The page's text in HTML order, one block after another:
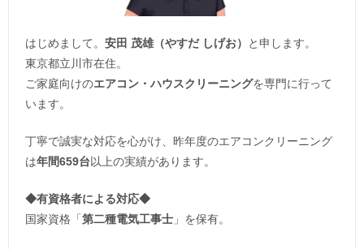
はじめまして。 安田 茂雄（やすだ しげお）
と申します。
東京都立川市在住。
ご家庭向けのエアコン・ハウスクリーニングを専門に行って
います。
丁寧で誠実な対応を心がけ、昨年度のエアコンクリーニング
は年間659台以上の実績があります。
◆有資格者による対応◆
国家資格「 第二種電気工事士 」を保有。